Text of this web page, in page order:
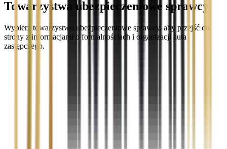
Towarzystwa ubezpieczeniowe sprawcy
Wybierz towarzystwo ubezpieczeniowe sprawcy, aby przejść do
strony z informacjami o formalnościach i organizacji auta
zastępczego.